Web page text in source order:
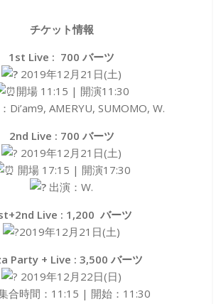
チケット情報
1st Live : 700 バーツ
2019年12月21日(土)
開場 11:15 | 開演11:30
Di’am9, AMERYU, SUMOMO, W.
2nd Live : 700 バーツ
2019年12月21日(土)
開場 17:15 | 開演17:30
出演：W.
Live : 1,200 バーツ
2019年12月21日(土)
Party + Live : 3,500 バーツ
2019年12月22日(日)
合時間：11:15 | 開始：11:30